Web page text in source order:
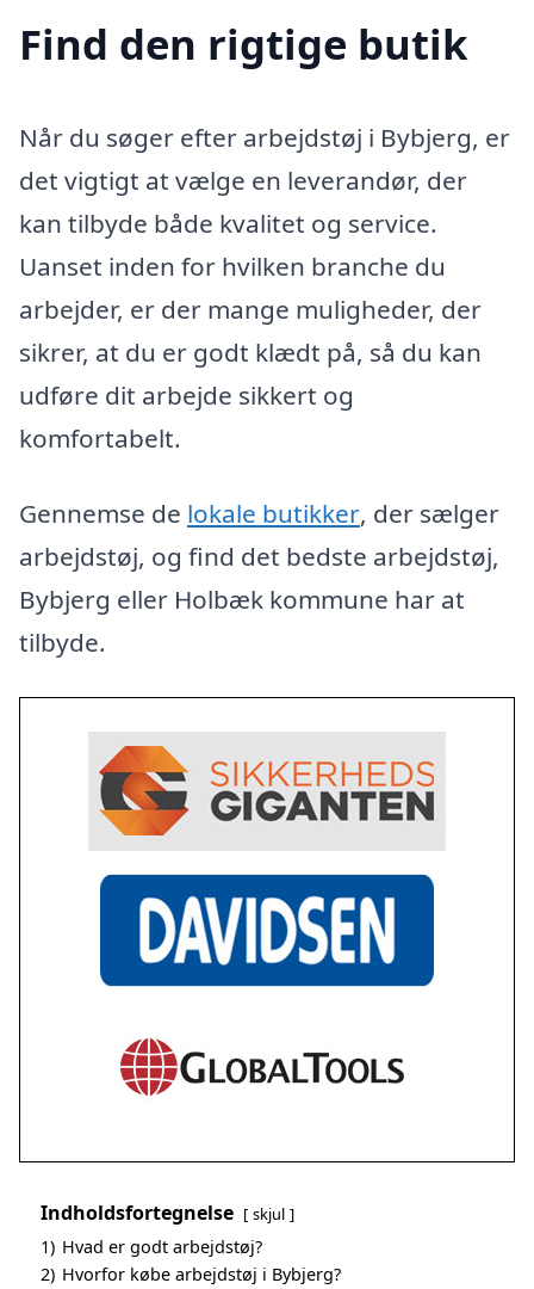
Find den rigtige butik
Når du søger efter arbejdstøj i Bybjerg, er
det vigtigt at vælge en leverandør, der
kan tilbyde både kvalitet og service.
Uanset inden for hvilken branche du
arbejder, er der mange muligheder, der
sikrer, at du er godt klædt på, så du kan
udføre dit arbejde sikkert og
komfortabelt.
Gennemse de lokale butikker, der sælger
arbejdstøj, og find det bedste arbejdstøj,
Bybjerg eller Holbæk kommune har at
tilbyde.
Indholdsfortegnelse skjul
1) Hvad er godt arbejdstøj?
2) Hvorfor købe arbejdstøj i Bybjerg?